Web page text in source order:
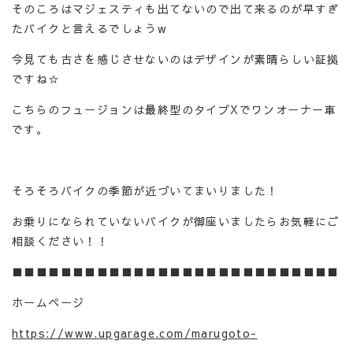
そのころはマジェスティも出てないので出て来るのが早すぎ
たバイクと言えるでしょうw
今見ても古さを感じさせないのはデザインが素晴らしい証拠
ですね☆
こちらのフュージョンは最終型のタイプXでワンオーナー車
です。
そろそろバイクの季節が近づいてまいりました！
お乗りになられていないバイクが御座いましたらお気軽にご
相談ください！！
■■■■■■■■■■■■■■■■■■■■■■■■■■■
ホームページ
https://www.upgarage.com/marugoto-